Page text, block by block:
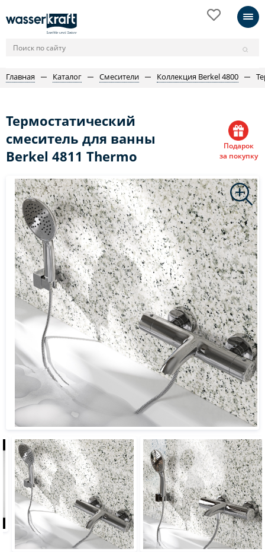
Главная Каталог Смесители Коллекция Berkel 4800
Термостатический
смеситель для ванны
Berkel 4811 Thermo
Подарок
за покупку